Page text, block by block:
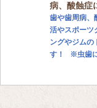
病、酸蝕症
歯や歯周病、
活やスポーツ
ングやジムの
す！ ※虫歯